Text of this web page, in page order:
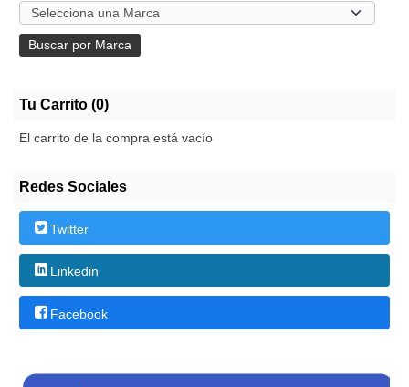
Tu Carrito (0)
El carrito de la compra está vacío
Redes Sociales
Twitter
Linkedin
Facebook